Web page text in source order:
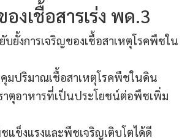
งเชื้อสารเร่ง พด.3
บยั้งการเจริญของเชื้อสาเหตุโรคพืชใน
มปริมาณเชื้อสาเหตุโรคพืชในดิน
ตุอาหารที่เป็นประโยชน์ต่อพืชเพิ่ม
แข็งแรงและพืชเจริญเติบโตได้ดี